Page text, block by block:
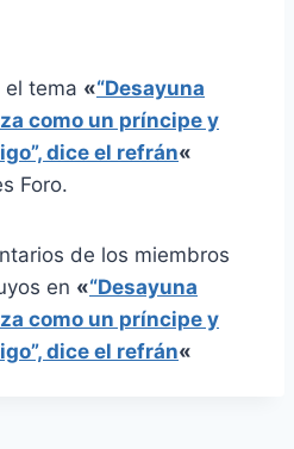
el tema «“Desayuna
como un príncipe y
dice el refrán«
Foro.
de los miembros
en «“Desayuna
como un príncipe y
dice el refrán«